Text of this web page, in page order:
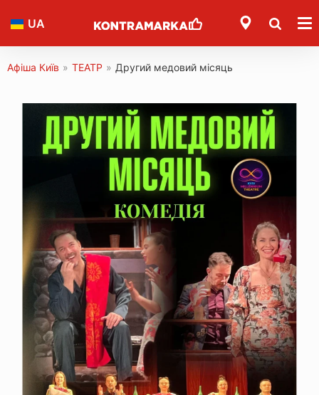
UA
Афіша Київ » ТЕАТР » Другий медовий місяць